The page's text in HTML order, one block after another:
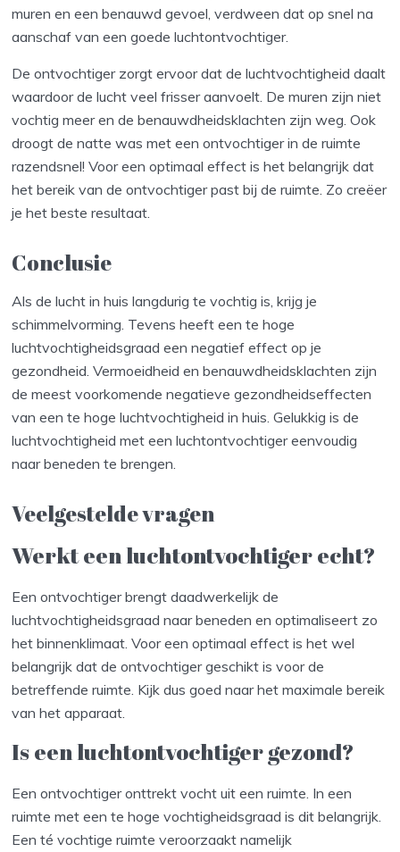
muren en een benauwd gevoel, verdween dat op snel na
aanschaf van een goede luchtontvochtiger.
De ontvochtiger zorgt ervoor dat de luchtvochtigheid daalt
waardoor de lucht veel frisser aanvoelt. De muren zijn niet
vochtig meer en de benauwdheidsklachten zijn weg. Ook
droogt de natte was met een ontvochtiger in de ruimte
razendsnel! Voor een optimaal effect is het belangrijk dat
het bereik van de ontvochtiger past bij de ruimte. Zo creëer
je het beste resultaat.
Conclusie
Als de lucht in huis langdurig te vochtig is, krijg je
schimmelvorming. Tevens heeft een te hoge
luchtvochtigheidsgraad een negatief effect op je
gezondheid. Vermoeidheid en benauwdheidsklachten zijn
de meest voorkomende negatieve gezondheidseffecten
van een te hoge luchtvochtigheid in huis. Gelukkig is de
luchtvochtigheid met een luchtontvochtiger eenvoudig
naar beneden te brengen.
Veelgestelde vragen
Werkt een luchtontvochtiger echt?
Een ontvochtiger brengt daadwerkelijk de
luchtvochtigheidsgraad naar beneden en optimaliseert zo
het binnenklimaat. Voor een optimaal effect is het wel
belangrijk dat de ontvochtiger geschikt is voor de
betreffende ruimte. Kijk dus goed naar het maximale bereik
van het apparaat.
Is een luchtontvochtiger gezond?
Een ontvochtiger onttrekt vocht uit een ruimte. In een
ruimte met een te hoge vochtigheidsgraad is dit belangrijk.
Een té vochtige ruimte veroorzaakt namelijk